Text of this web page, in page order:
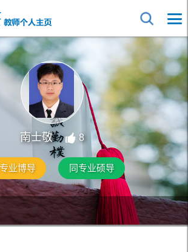
南士敬 8
业博导 同专业硕导